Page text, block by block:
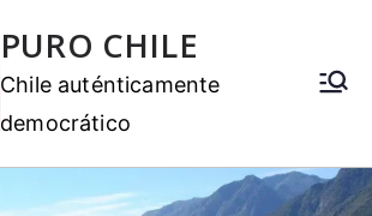
PURO CHILE
Chile auténticamente
democrático